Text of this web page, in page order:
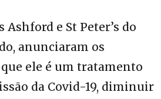
Ashford e St Peter’s do
anunciaram os
ele é um tratamento
da Covid-19, diminuir